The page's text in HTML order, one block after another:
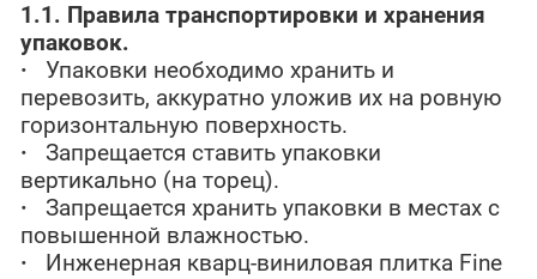
1.1. Правила транспортировки и хранения
упаковок.
· Упаковки необходимо хранить и
перевозить, аккуратно уложив их на ровную
горизонтальную поверхность.
· Запрещается ставить упаковки
вертикально (на торец).
· Запрещается хранить упаковки в местах с
повышенной влажностью.
· Инженерная кварц-виниловая плитка Fine